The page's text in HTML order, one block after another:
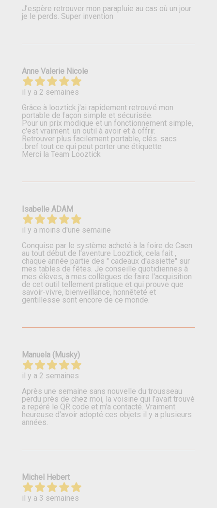
J’espère retrouver mon parapluie au cas où un jour
je le perds. Super invention
Anne Valerie Nicole
il y a 2 semaines
Grâce à looztick j'ai rapidement retrouvé mon
portable de façon simple et sécurisée.
Pour un prix modique et un fonctionnement simple,
c'est vraiment. un outil à avoir et à offrir.
Retrouver plus facilement portable, clés. sacs
..bref tout ce qui peut porter une étiquette
Merci la Team Looztick
Isabelle ADAM
il y a moins d'une semaine
Conquise par le système acheté à la foire de Caen
au tout début de l'aventure Looztick, cela fait ,
chaque année partie des " cadeaux d'assiette" sur
mes tables de fêtes. Je conseille quotidiennes à
mes élèves, à mes collègues de faire l'acquisition
de cet outil tellement pratique et qui prouve que
savoir-vivre, bienveillance, honnêteté et
gentillesse sont encore de ce monde.
Manuela (Musky)
il y a 2 semaines
Après une semaine sans nouvelle du trousseau
perdu près de chez moi, la voisine qui l'avait trouvé
a repéré le QR code et m'a contacté. Vraiment
heureuse d'avoir adopté ces objets il y a plusieurs
années.
Michel Hebert
il y a 3 semaines